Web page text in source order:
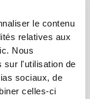
le contenu
relatives aux
Nous
sur l'utilisation de
sociaux, de
celles-ci
Jogging Slim
Elite P